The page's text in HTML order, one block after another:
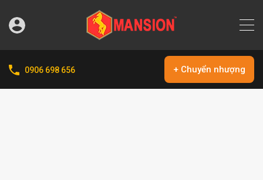
0906 698 656 + Chuyển nhượng